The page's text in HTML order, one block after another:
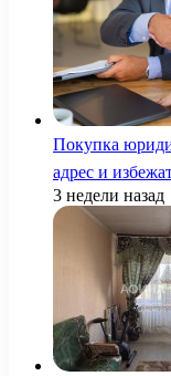
Покупка
адрес и
3 недели назад